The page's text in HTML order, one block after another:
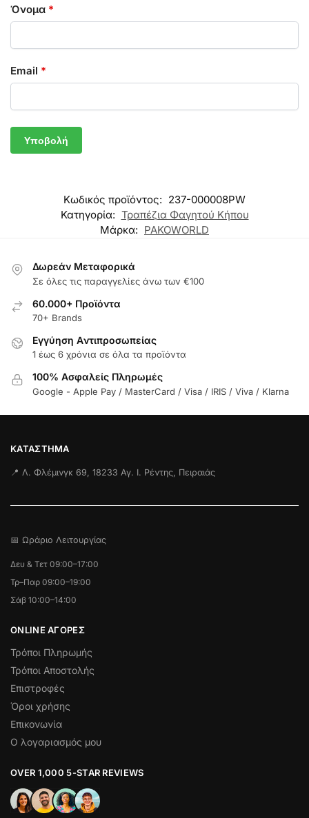
Όνομα *
Email *
Κωδικός προϊόντος: 237-000008PW
Κατηγορία: Τραπέζια Φαγητού Κήπου
Μάρκα: PAKOWORLD
Δωρεάν Μεταφορικά
Σε όλες τις παραγγελίες άνω των €100
60.000+ Προϊόντα
70+ Brands
Εγγύηση Aντιπροσωπείας
1 έως 6 χρόνια σε όλα τα προϊόντα
100% Ασφαλείς Πληρωμές
Google - Apple Pay / MasterCard / Visa / IRIS / Viva / Klarna
ΚΑΤΆΣΤΗΜΑ
📍 Λ. Φλέμινγκ 69, 18233 Αγ. Ι. Ρέντης, Πειραιάς
📅 Ωράριο Λειτουργίας
Δευ & Τετ 09:00–17:00
Τρ–Παρ 09:00–19:00
Σάβ 10:00–14:00
ONLINE ΑΓΟΡΕΣ
Τρόποι Πληρωμής
Τρόποι Αποστολής
Επιστροφές
Όροι χρήσης
Επικονωνία
Ο λογαριασμός μου
OVER 1,000 5-STAR REVIEWS